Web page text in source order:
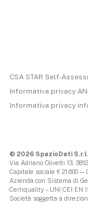
CSA STAR Self-
Informativa privacy
Informativa privacy
© 2026 SpazioDati S.r.l.
Via Adriano Olivetti 13,
Capitale sociale € 21.600 —
Azienda con Sistema di
Certiquality – UNI CEI EN
Società soggetta a